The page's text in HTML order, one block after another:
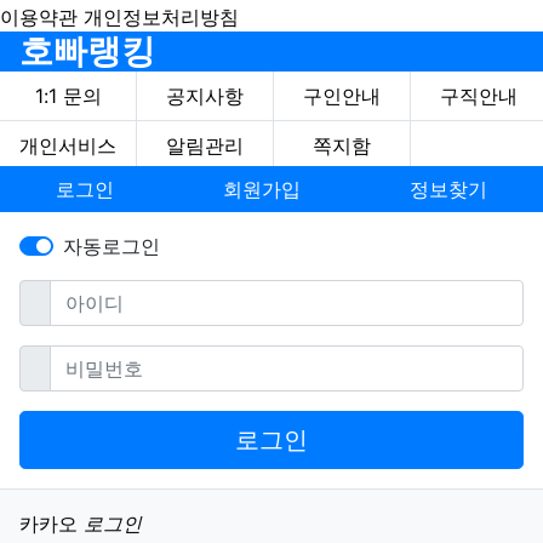
이용약관 개인정보처리방침
호빠랭킹
1:1 문의 공지사항 구인안내 구직안내
개인서비스 알림관리
쪽지함
로그인
회원가입 정보찾기
자동로그인
아이디필수
비밀번호필수
로그인
소셜계정으로 로그인
카카오 로그인